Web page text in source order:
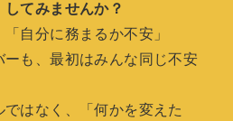
てみませんか？
自分に務まるか不安」
も、最初はみんな同じ不安
はなく、「何かを変えた